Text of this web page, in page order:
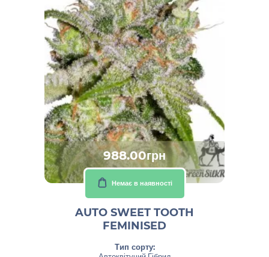
988.00грн
Немає в наявності
AUTO SWEET TOOTH
FEMINISED
Тип сорту: